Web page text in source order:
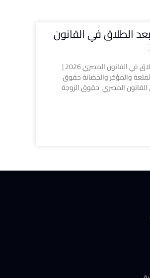
الطلاق في القانون
حقوق الزوجة بعد الطلاق في القانون المصري 2026 |
والمؤخر والحضانة حقوق
القانون المصري حقوق الزوجة